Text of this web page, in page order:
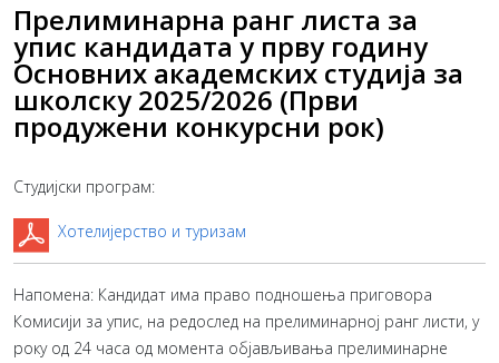
Прелиминарна ранг листа за
упис кандидата у прву годину
Основних академских студија за
школску 2025/2026 (Први
продужени конкурсни рок)
Студијски програм:
Хотелијерство и туризам
Напомена: Кандидат има право подношења приговора
Комисији за упис, на редослед на прелиминарној ранг листи, у
року од 24 часа од момента објављивања прелиминарне